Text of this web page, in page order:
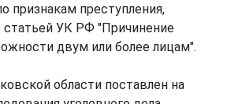
признакам преступления,
статьей УК РФ "Причинение
двум или более лицам".
области поставлен на